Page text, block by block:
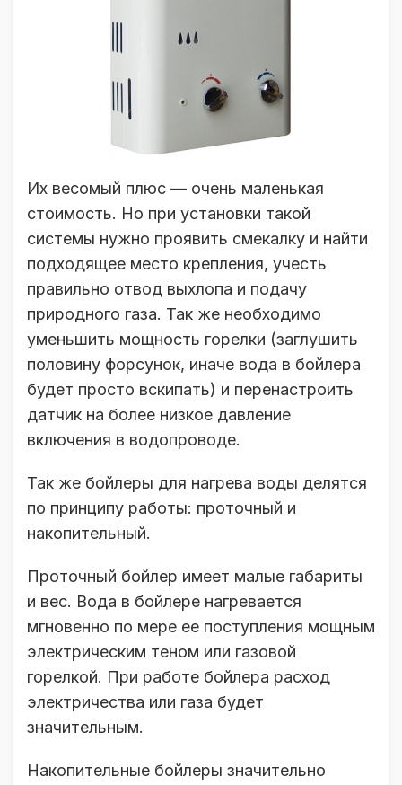
Их весомый плюс — очень маленькая
стоимость. Но при установки такой
системы нужно проявить смекалку и найти
подходящее место крепления, учесть
правильно отвод выхлопа и подачу
природного газа. Так же необходимо
уменьшить мощность горелки (заглушить
половину форсунок, иначе вода в бойлера
будет просто вскипать) и перенастроить
датчик на более низкое давление
включения в водопроводе.
Так же бойлеры для нагрева воды делятся
по принципу работы: проточный и
накопительный.
Проточный бойлер имеет малые габариты
и вес. Вода в бойлере нагревается
мгновенно по мере ее поступления мощным
электрическим теном или газовой
горелкой. При работе бойлера расход
электричества или газа будет
значительным.
Накопительные бойлеры значительно